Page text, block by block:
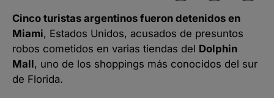
Cinco turistas argentinos fueron detenidos en
Miami, Estados Unidos, acusados de presuntos
robos cometidos en varias tiendas del Dolphin
Mall, uno de los shoppings más conocidos del sur
de Florida.